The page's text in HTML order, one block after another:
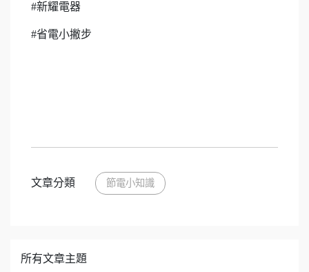
#新耀電器
#省電小撇步
文章分類 節電小知識
所有文章主題